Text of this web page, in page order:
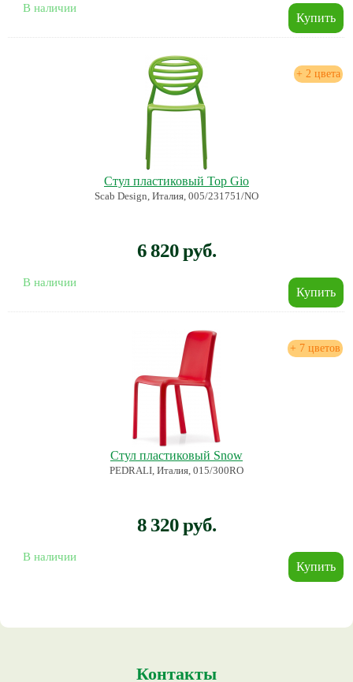
В наличии
+ 2 цвета
Стул пластиковый Top Gio
Scab Design, Италия, 005/231751/NO
6 820 руб.
В наличии
+ 7 цветов
Стул пластиковый Snow
PEDRALI, Италия, 015/300RO
8 320 руб.
В наличии
Контакты